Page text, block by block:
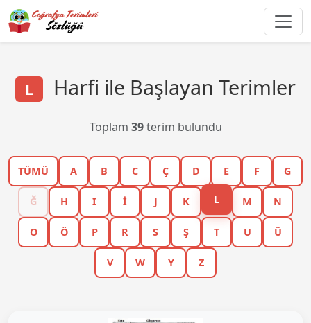
L Harfi ile Başlayan Terimler
Toplam 39terim bulundu
TÜMÜ A B C Ç D E F G
Ğ H I İ J K L M N
O Ö P R S Ş T U Ü
V W Y Z